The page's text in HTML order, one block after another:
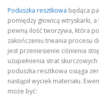
Poduszka resztkowa będąca
pomiędzy głowicą wtryskarki,
pewną ilość tworzywa, która
zakończeniu trwania procesu
jest przeniesienie ciśnienia
uzupełnienia strat
poduszka resztkowa osiąga
nastąpił wyciek materiału.
może być: